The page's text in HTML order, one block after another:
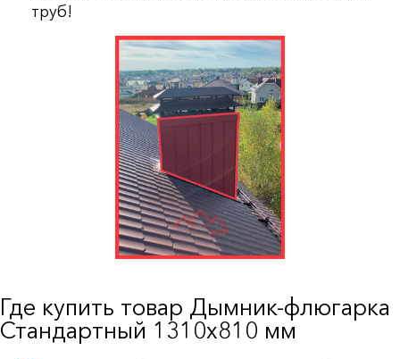
труб!
Где купить товар Дымник-флюгарка
Стандартный 1310х810 мм